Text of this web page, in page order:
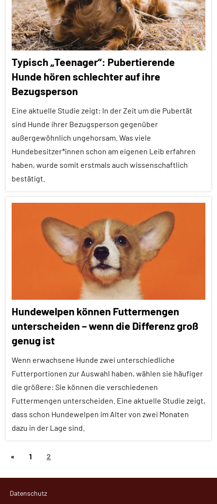
Artikel
Alle
Themen
Tiergruppen
Forschung
Haustiere
Inter-
Spezies
Beziehung
Säugetiere
Sozialverhalten
Typisch „Teenager“: Pubertierende
Hunde hören schlechter auf ihre
Bezugsperson
Eine aktuelle Studie zeigt: In der Zeit um die Pubertät
sind Hunde ihrer Bezugsperson gegenüber
außergewöhnlich ungehorsam. Was viele
Hundebesitzer*innen schon am eigenen Leib erfahren
haben, wurde somit erstmals auch wissenschaftlich
bestätigt.
Forschung
aktuell
Haustiere
Inter-
Spezies
Mensch-
Tier-
Beziehung
Wirbeltiere
Hundewelpen können Futtermengen
unterscheiden – wenn die Differenz groß
genug ist
Wenn erwachsene Hunde zwei unterschiedliche
Futterportionen zur Auswahl haben, wählen sie häufiger
die größere: Sie können die verschiedenen
Futtermengen unterscheiden. Eine aktuelle Studie zeigt,
dass schon Hundewelpen im Alter von zwei Monaten
dazu in der Lage sind.
Seitennummerierung
«Vorherige
1 2
Datenschutz